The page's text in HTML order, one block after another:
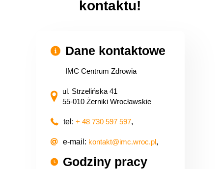
kontaktu!
Dane kontaktowe
IMC Centrum Zdrowia
ul. Strzelińska 41
55-010 Żerniki Wrocławskie
tel: + 48 730 597 597,
e-mail: kontakt@imc.wroc.pl,
Godziny pracy